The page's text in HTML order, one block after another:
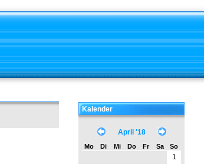
Kalender
April '18
Mo Di Mi Do Fr Sa So
1